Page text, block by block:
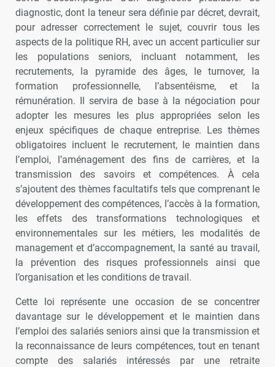
diagnostic, dont la teneur sera définie par décret, devrait,
pour adresser correctement le sujet, couvrir tous les
aspects de la politique RH, avec un accent particulier sur
les populations seniors, incluant notamment, les
recrutements, la pyramide des âges, le turnover, la
formation professionnelle, l’absentéisme, et la
rémunération. Il servira de base à la négociation pour
adopter les mesures les plus appropriées selon les
enjeux spécifiques de chaque entreprise. Les thèmes
obligatoires incluent le recrutement, le maintien dans
l’emploi, l’aménagement des fins de carrières, et la
transmission des savoirs et compétences. À cela
s’ajoutent des thèmes facultatifs tels que comprenant le
développement des compétences, l’accès à la formation,
les effets des transformations technologiques et
environnementales sur les métiers, les modalités de
management et d’accompagnement, la santé au travail,
la prévention des risques professionnels ainsi que
l’organisation et les conditions de travail.
Cette loi représente une occasion de se concentrer
davantage sur le développement et le maintien dans
l’emploi des salariés seniors ainsi que la transmission et
la reconnaissance de leurs compétences, tout en tenant
compte des salariés intéressés par une retraite